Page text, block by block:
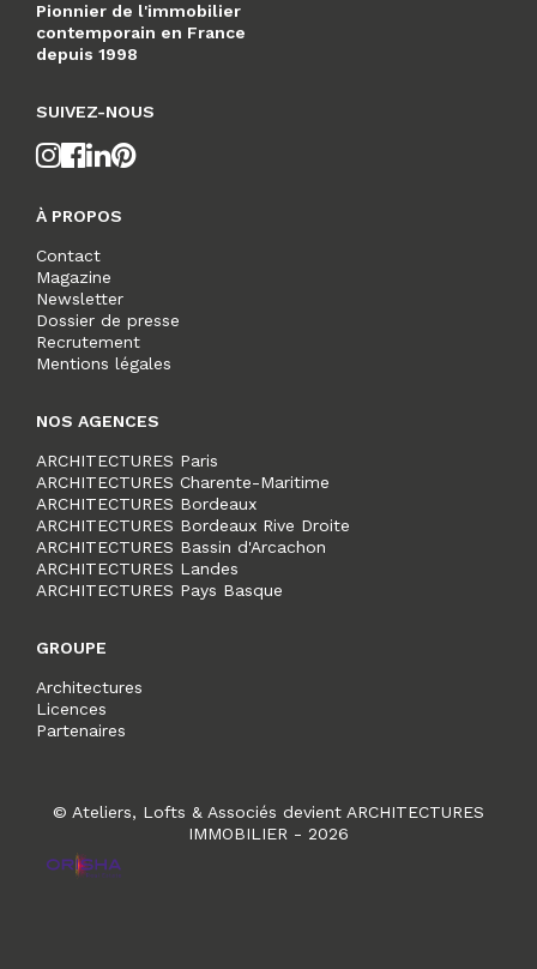
Pionnier de l'immobilier
contemporain en France
depuis 1998
SUIVEZ-NOUS
À PROPOS
Contact
Magazine
Newsletter
Dossier de presse
Recrutement
Mentions légales
NOS AGENCES
ARCHITECTURES Paris
ARCHITECTURES Charente-Maritime
ARCHITECTURES Bordeaux
ARCHITECTURES Bordeaux Rive Droite
ARCHITECTURES Bassin d'Arcachon
ARCHITECTURES Landes
ARCHITECTURES Pays Basque
GROUPE
Architectures
Licences
Partenaires
© Ateliers, Lofts & Associés devient ARCHITECTURES
IMMOBILIER - 2026